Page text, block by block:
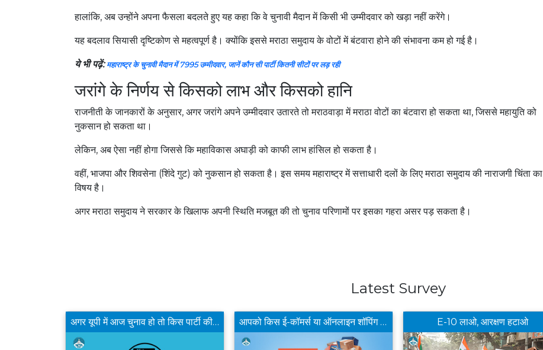
हालांकि, अब उन्होंने अपना फैसला बदलते हुए यह कहा कि वे चुनावी मैदान में किसी भी उम्मीदवार को खड़ा नहीं करेंगे।
यह बदलाव सियासी दृष्टिकोण से महत्वपूर्ण है। क्योंकि इससे मराठा समुदाय के वोटों में बंटवारा होने की संभावना कम हो गई है।
ये भी पढ़ें: महाराष्ट्र के चुनावी मैदान में 7995 उम्मीदवार, जानें कौन सी पार्टी कितनी सीटों पर लड़ रही
जरांगे के निर्णय से किसको लाभ और किसको हानि
राजनीती के जानकारों के अनुसार, अगर जरांगे अपने उम्मीदवार उतारते तो मराठवाड़ा में मराठा वोटों का बंटवारा हो सकता था, जिससे महायुति को
नुकसान हो सकता था।
लेकिन, अब ऐसा नहीं होगा जिससे कि महाविकास अघाड़ी को काफी लाभ हांसिल हो सकता है।
वहीं, भाजपा और शिवसेना (शिंदे गुट) को नुकसान हो सकता है। इस समय महाराष्ट्र में सत्ताधारी दलों के लिए मराठा समुदाय की नाराजगी चिंता का
विषय है।
अगर मराठा समुदाय ने सरकार के खिलाफ अपनी स्थिति मजबूत की तो चुनाव परिणामों पर इसका गहरा असर पड़ सकता है।
Latest Survey
अगर यूपी में आज चुनाव हो तो किस पार्टी की सरकार बनेगी ? आपको किस ई-कॉमर्स या ऑनलाइन शॉपिंग ऐप से खरीददारी करना सबसे फायदेमंद लगता है ? E-10 लाओ, आरक्षण हटाओ